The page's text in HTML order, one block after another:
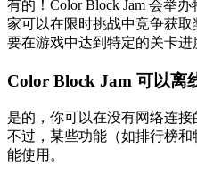
有的！Color Block Jam 会举
家可以在限时挑战中竞争获
要在游戏中达到特定的关卡进
Color Block Jam 可以离
是的，你可以在没有网络连接
不过，某些功能（如排行榜
能使用。